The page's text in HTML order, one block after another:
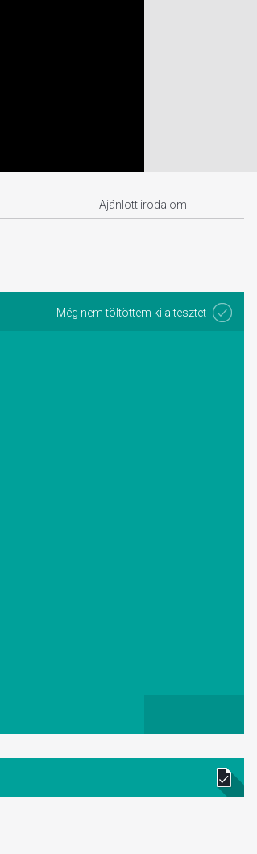
Ajánlott irodalom
Még nem töltöttem ki a tesztet